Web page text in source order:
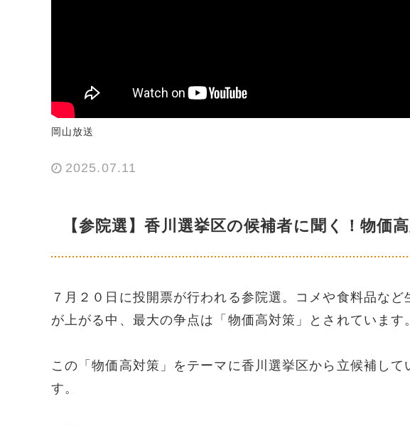
岡山放送
2025.07.11
【参院選】香川選挙区の候補者に聞く！物価
７月２０日に投開票が行われる参院選。コメや食料品な
が上がる中、最大の争点は「物価高対策」とされています
この「物価高対策」をテーマに香川選挙区から立候補し
す。